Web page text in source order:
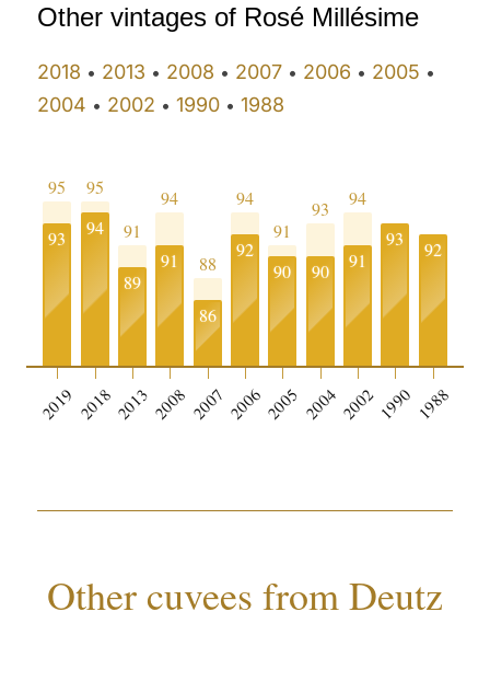
Other vintages of Rosé Millésime
2018 • 2013 • 2008 • 2007 • 2006 • 2005 •
2004 • 2002 •1990 •1988
95
93
2019
95
94
2018
91
89
2013
94
91
2008
88
86
2007
94
92
2006
91
90
2005
93
90
2004
94
91
2002
93
1990
92
1988
Other cuvees from Deutz